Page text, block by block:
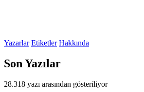
Yazarlar Etiketler Hakkında
Son Yazılar
28.318 yazı arasından gösteriliyor